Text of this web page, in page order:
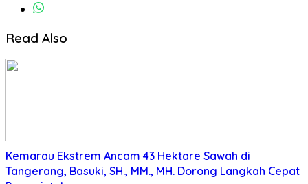
Read Also
Kemarau Ekstrem Ancam 43 Hektare Sawah di
Tangerang, Basuki, SH., MM., MH. Dorong Langkah Cepat